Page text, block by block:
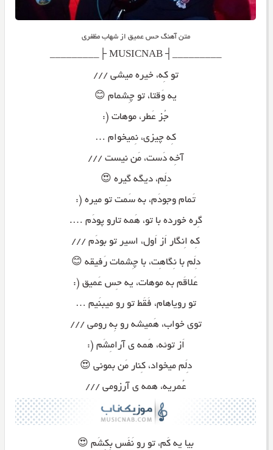
متن آهنگ حس عمیق از شهاب مظفری
_________┤ MUSICNAB ├_________
تو کِه، خیره میشی ///
یه وَقتا، تو چِشمام 😊
جُز عَطر، موهات (:
کِه چیزی، نِمیخوام …
آخِه دَست، مَن نیست ///
دِلَم، دیگه گیره 😍
تَمام وجودَم، به سَمت تو میره (:
گِره خورده با تو، هَمه تارو پودَم ….
کِه اِنگار اَز اَول، اسیر تو بودَم ///
دِلَم با نِگاهِت، با چِشمات رَفیقه 😊
عَلاقَم به موهات، یه حِس عَمیق (:
تو رویاهام، فَقَط تو رو میبنَیم …
توی خواب، هَمیشه رو بِه رومی ///
اَز توئه، هَمه ی آرامِشَم (:
دِلَم میخواد، کِنار مَن بمونی 😍
عُمریه، همه ی آرزومی ///
بیا یه کَم، تو رو نَفَس بِکِشَم 😍